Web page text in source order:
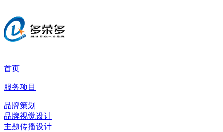
首页
服务项目
品牌策划
品牌视觉设计
主题传播设计